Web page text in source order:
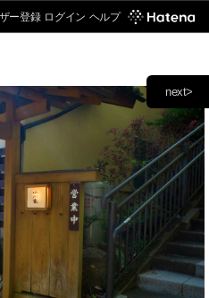
ー登録 ログイン ヘルプ
next>